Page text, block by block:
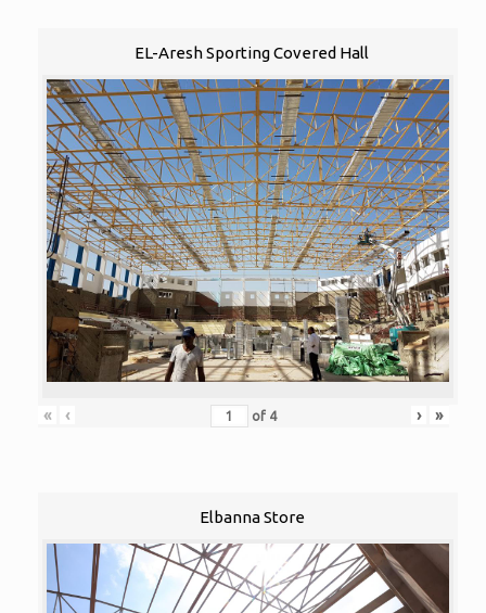
EL-Aresh Sporting Covered Hall
« ‹ of 4 › »
Elbanna Store